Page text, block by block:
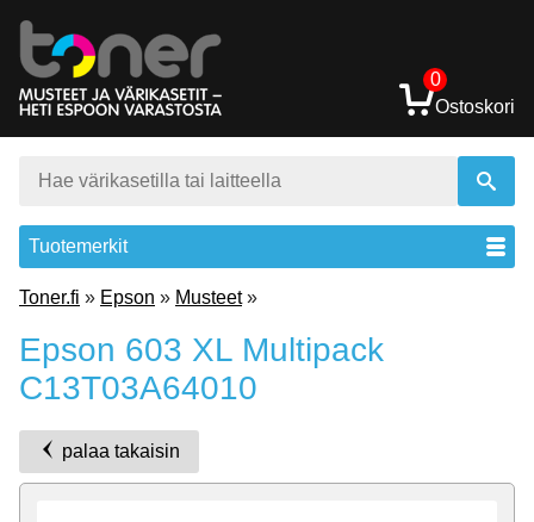
0
Ostoskori
Tuotemerkit
Toner.fi » Epson » Musteet»
Epson 603 XL Multipack
C13T03A64010
palaa takaisin